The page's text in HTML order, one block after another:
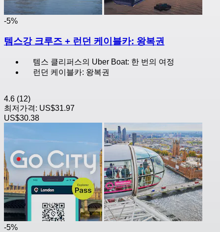
-5%
템스강 크루즈 + 런던 케이블카: 왕복권
템스 클리퍼스의 Uber Boat: 한 번의 여정
런던 케이블카: 왕복권
4.6 (12)
최저가격: US$31.97
US$30.38
-5%